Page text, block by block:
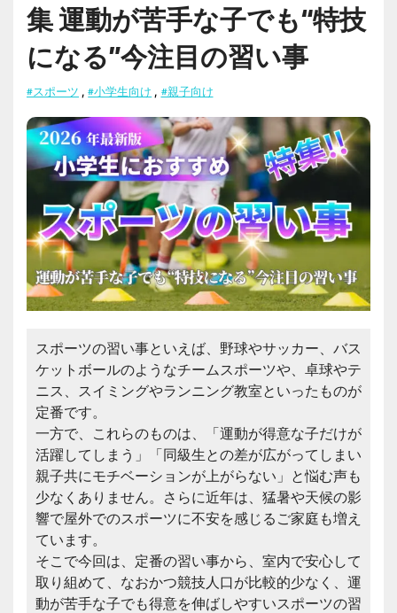
集 運動が苦手な子でも“特技
になる”今注目の習い事
#スポーツ , #小学生向け , #親子向け
スポーツの習い事といえば、野球やサッカー、バス
ケットボールのようなチームスポーツや、卓球やテ
ニス、スイミングやランニング教室といったものが
定番です。
一方で、これらのものは、「運動が得意な子だけが
活躍してしまう」「同級生との差が広がってしまい
親子共にモチベーションが上がらない」と悩む声も
少なくありません。さらに近年は、猛暑や天候の影
響で屋外でのスポーツに不安を感じるご家庭も増え
ています。
そこで今回は、定番の習い事から、室内で安心して
取り組めて、なおかつ競技人口が比較的少なく、運
動が苦手な子でも得意を伸ばしやすいスポーツの習